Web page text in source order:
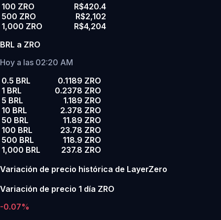
100 ZRO
R$420.4
500 ZRO
R$2,102
1,000 ZRO
R$4,204
BRL a ZRO
Hoy a las 02:20 AM
0.5 BRL
0.1189 ZRO
1 BRL
0.2378 ZRO
5 BRL
1.189 ZRO
10 BRL
2.378 ZRO
50 BRL
11.89 ZRO
100 BRL
23.78 ZRO
500 BRL
118.9 ZRO
1,000 BRL
237.8 ZRO
Variación de precio histórica de LayerZero
Variación de precio 1 día ZRO
-0.07%